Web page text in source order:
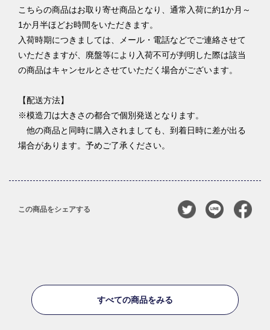
こちらの商品はお取り寄せ商品となり、通常入荷に約1か月～
1か月半ほどお時間をいただきます。
入荷時期につきましては、メール・電話などでご連絡させて
いただきますが、廃盤等により入荷不可が判明した際は該当
の商品はキャンセルとさせていただく場合がございます。
【配送方法】
※模造刀は大きさの都合で個別発送となります。
他の商品と同時に購入されましても、到着日時に差が出る
場合があります。予めご了承ください。
この商品をシェアする
すべての商品をみる